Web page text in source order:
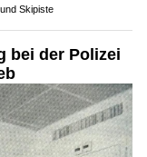
Skipiste
bei der Polizei